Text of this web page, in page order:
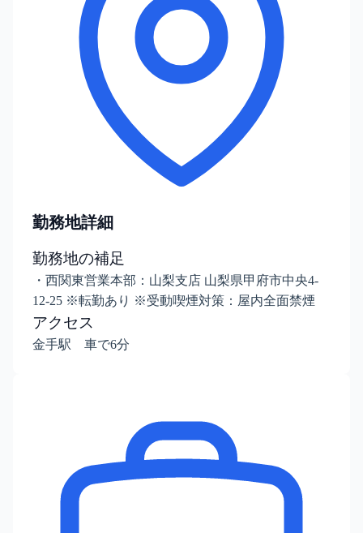
勤務地詳細
勤務地の補足
・西関東営業本部：山梨支店 山梨県甲府市中央4-
12-25 ※転勤あり ※受動喫煙対策：屋内全面禁煙
アクセス
金手駅 車で6分